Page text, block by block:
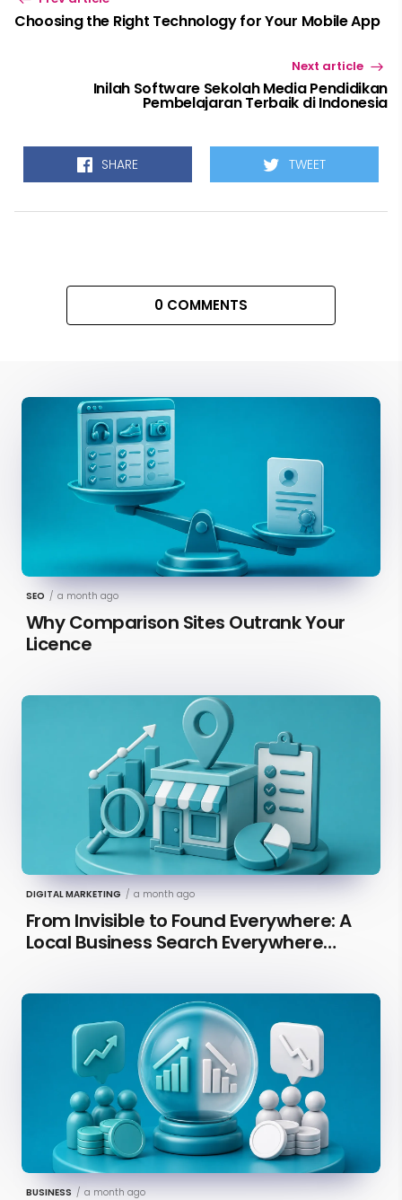
Choosing the Right Technology for Your Mobile App
Next article
Inilah Software Sekolah Media Pendidikan
Pembelajaran Terbaik di Indonesia
SHARE TWEET
0 COMMENTS
SEO / a month ago
Why Comparison Sites Outrank Your
Licence
DIGITAL MARKETING / a month ago
From Invisible to Found Everywhere: A
Local Business Search Everywhere
BUSINESS / a month ago